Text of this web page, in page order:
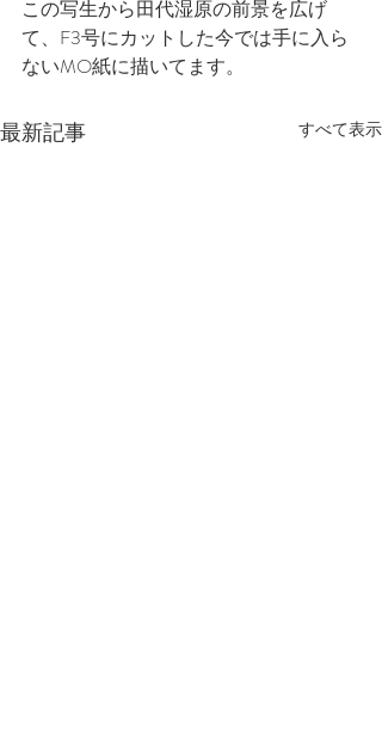
この写生から田代湿原の前景を広げ
て、F3号にカットした今では手に入ら
ないMO紙に描いてます。
最新記事 すべて表示